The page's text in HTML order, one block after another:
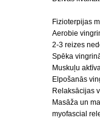
Fizioterpijas
Aerobie
2-3 reizes
Spēka
Muskuļu
Elpošanās
Relaksācijas
Masāža un
myofascial